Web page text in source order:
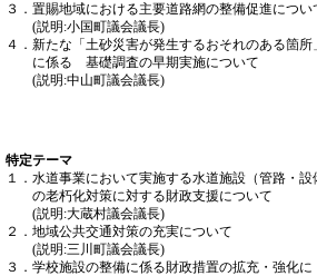
３．置賜地域における主要道路網の整備促進につい
(説明:小国町議会議長)
４．新たな「土砂災害が発生するおそれのある箇所
に係る 基礎調査の早期実施について
(説明:中山町議会議長)
特定テーマ
１．水道事業において実施する水道施設（管路・設
の老朽化対策に対する財政支援について
(説明:大蔵村議会議長)
２．地域公共交通対策の充実について
(説明:三川町議会議長)
３．学校施設の整備に係る財政措置の拡充・強化に